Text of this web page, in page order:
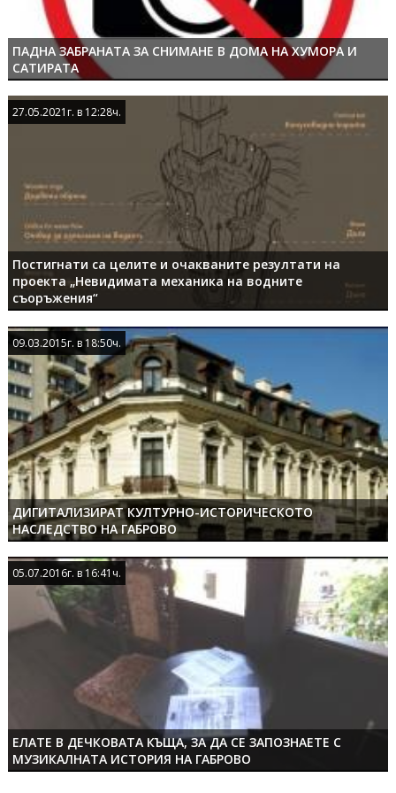
ПАДНА ЗАБРАНАТА ЗА СНИМАНЕ В ДОМА НА ХУМОРА И
САТИРАТА
Постигнати са целите и очакваните резултати на
проекта „Невидимата механика на водните
съоръжения“
27.05.2021г. в 12:28ч.
27.05.2021г. в 12:28ч.
ДИГИТАЛИЗИРАТ КУЛТУРНО-ИСТОРИЧЕСКОТО
НАСЛЕДСТВО НА ГАБРОВО
09.03.2015г. в 18:50ч.
09.03.2015г. в 18:50ч.
ЕЛАТЕ В ДЕЧКОВАТА КЪЩА, ЗА ДА СЕ ЗАПОЗНАЕТЕ С
МУЗИКАЛНАТА ИСТОРИЯ НА ГАБРОВО
05.07.2016г. в 16:41ч.
05.07.2016г. в 16:41ч.